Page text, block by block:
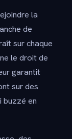
la
de
sur chaque
le droit de
garantit
sur des
buzzé en